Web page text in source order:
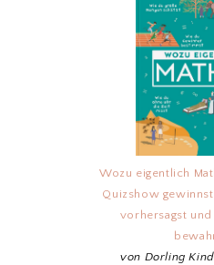
Wozu eigentlich
Quizshow
vorhersagst und
von Dorling